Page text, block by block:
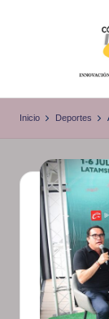
ó
i
g
o
I
n
f
Inicio Deportes